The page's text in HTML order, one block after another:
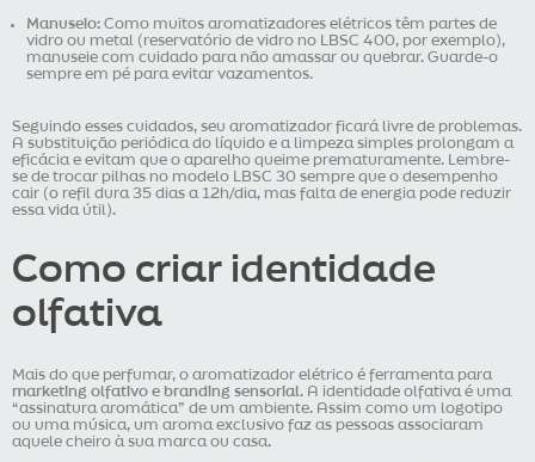
Manuseio: Como muitos aromatizadores elétricos têm partes de
vidro ou metal (reservatório de vidro no LBSC 400, por exemplo),
manuseie com cuidado para não amassar ou quebrar. Guarde-o
sempre em pé para evitar vazamentos.
Seguindo esses cuidados, seu aromatizador ficará livre de problemas.
A substituição periódica do líquido e a limpeza simples prolongam a
eficácia e evitam que o aparelho queime prematuramente. Lembre-
se de trocar pilhas no modelo LBSC 30 sempre que o desempenho
cair (o refil dura 35 dias a 12h/dia, mas falta de energia pode reduzir
essa vida útil).
Como criar identidade
olfativa
Mais do que perfumar, o aromatizador elétrico é ferramenta para
marketing olfativo e branding sensorial . A identidade olfativa é uma
“assinatura aromática” de um ambiente. Assim como um logotipo
ou uma música, um aroma exclusivo faz as pessoas associaram
aquele cheiro à sua marca ou casa.